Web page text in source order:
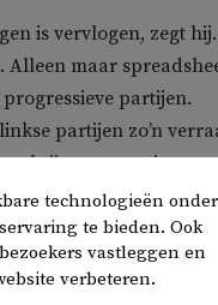
is vervlogen, zegt hij.
Alleen maar
partijen.
partijen zo’n
krijgen ze nooit meer
af. Woke zou volgens
buiten de Randstad
technologieën onder
te bieden. Ook
vastleggen en
verbeteren.